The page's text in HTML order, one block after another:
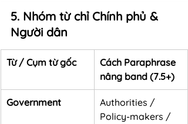
5. Nhóm từ chỉ Chính phủ &
Người dân
Từ / Cụm từ gốc
Cách Paraphrase
nâng band (7.5+)
Government
Authorities /
Policy-makers /